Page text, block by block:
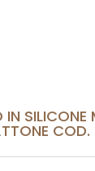
SILICONE